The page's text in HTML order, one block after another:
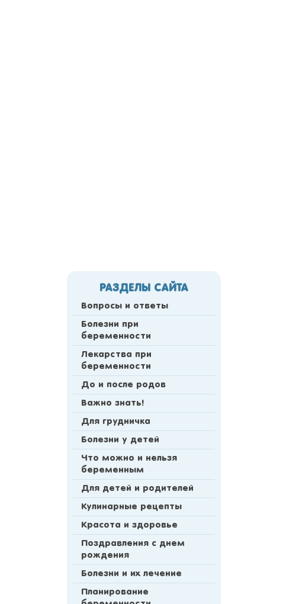
РАЗДЕЛЫ САЙТА
Вопросы и ответы
Болезни при
беременности
Лекарства при
беременности
До и после родов
Важно знать!
Для грудничка
Болезни у детей
Что можно и нельзя
беременным
Для детей и родителей
Кулинарные рецепты
Красота и здоровье
Поздравления с днем
рождения
Болезни и их лечение
Планирование